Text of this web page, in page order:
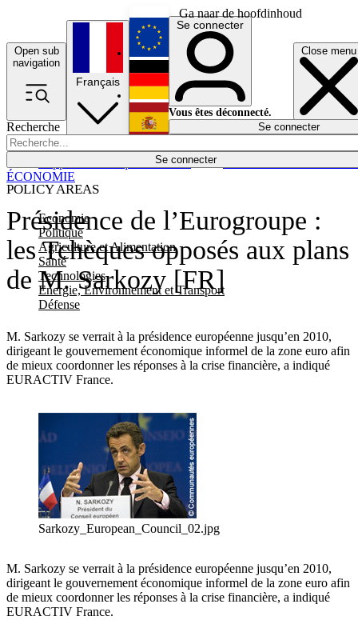
Ga naar de hoofdinhoud
Open sub
navigation
Close menu
Recherche
Se connecter
POLICY AREAS
Economie
Politique
Agriculture et Alimentation
Santé
Technologies
Energie, Environnement et Transport
Défense
Économie
Français
English
Deutsch
Español
Se connecter
Vous êtes déconnecté.
Se connecter
Présidence de l’Eurogroupe :
les Tchèques opposés aux plans
de M. Sarkozy [FR]
M. Sarkozy se verrait à la présidence européenne jusqu’en 2010,
dirigeant le gouvernement économique informel de la zone euro afin
de mieux coordonner les réponses à la crise financière, a indiqué
EURACTIV France.
ÉCONOMIE
Sarkozy_European_Council_02.jpg
M. Sarkozy se verrait à la présidence européenne jusqu’en 2010,
dirigeant le gouvernement économique informel de la zone euro afin
de mieux coordonner les réponses à la crise financière, a indiqué
EURACTIV France.